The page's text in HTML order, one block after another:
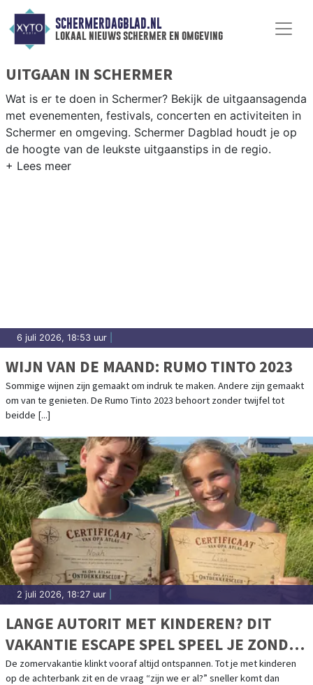
SCHERMERDAGBLAD.NL
lokaal nieuws schermer en omgeving
UITGAAN IN SCHERMER
Wat is er te doen in Schermer? Bekijk de uitgaansagenda
met evenementen, festivals, concerten en activiteiten in
Schermer en omgeving. Schermer Dagblad houdt je op
de hoogte van de leukste uitgaanstips in de regio.
6 juli 2026, 18:53 uur
WIJN VAN DE MAAND: RUMO TINTO 2023
Sommige wijnen zijn gemaakt om indruk te maken. Andere zijn gemaakt
om van te genieten. De Rumo Tinto 2023 behoort zonder twijfel tot
beidde [...]
2 juli 2026, 18:27 uur
LANGE AUTORIT MET KINDEREN? DIT
VAKANTIE ESCAPE SPEL SPEEL JE ZONDER
SCHERM
De zomervakantie klinkt vooraf altijd ontspannen. Tot je met kinderen
op de achterbank zit en de vraag “zijn we er al?” sneller komt dan